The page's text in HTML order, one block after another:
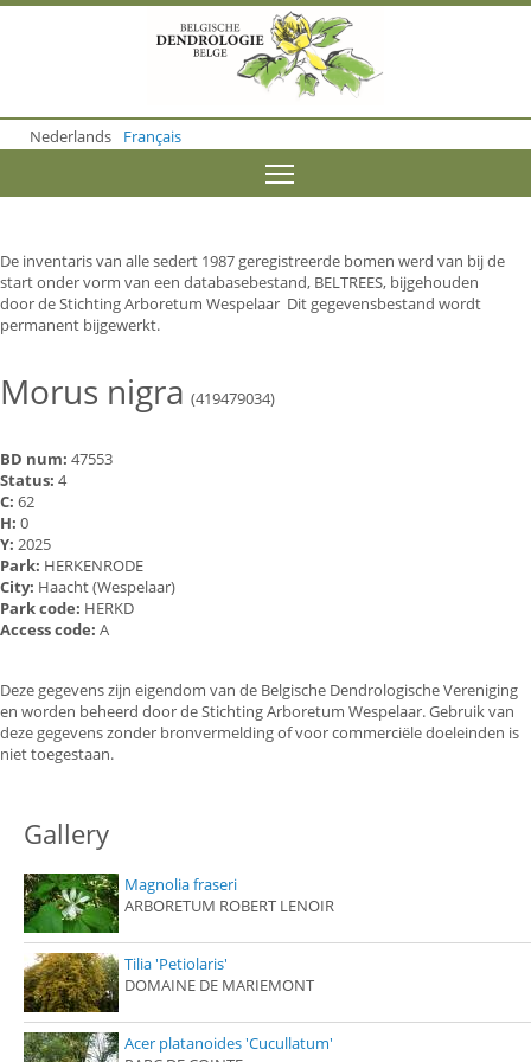
o
m
o
n
t
e
n
Nederlands Français
De inventaris van alle sedert 1987 geregistreerde bomen werd van bij de
start onder vorm van een databasebestand, BELTREES, bijgehouden
door de Stichting Arboretum Wespelaar Dit gegevensbestand wordt
permanent bijgewerkt.
Morus nigra (419479034)
BD num: 47553
Status: 4
C: 62
H: 0
Y: 2025
Park: HERKENRODE
City: Haacht (Wespelaar)
Park code: HERKD
Access code: A
Deze gegevens zijn eigendom van de Belgische Dendrologische Vereniging
en worden beheerd door de Stichting Arboretum Wespelaar. Gebruik van
deze gegevens zonder bronvermelding of voor commerciële doeleinden is
niet toegestaan.
Gallery
Magnolia fraseri
ARBORETUM ROBERT LENOIR
Tilia 'Petiolaris'
DOMAINE DE MARIEMONT
Acer platanoides 'Cucullatum'